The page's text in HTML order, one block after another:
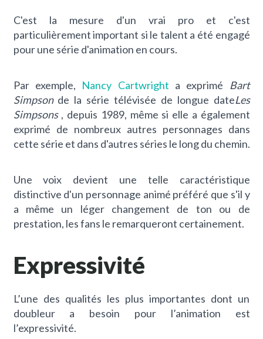
C'est la mesure d'un vrai pro et c'est
particulièrement important si le talent a été engagé
pour une série d'animation en cours.
Par exemple, Nancy Cartwright a exprimé
Bart
Simpsonde la série télévisée de longue dateLes
Simpsons, depuis 1989, même si elle a également
exprimé de nombreux autres personnages dans
cette série et dans d'autres séries le long du chemin.
Une voix devient une telle caractéristique
distinctive d'un personnage animé préféré que s'il y
a même un léger changement de ton ou de
prestation, les fans le remarqueront certainement.
Expressivité
L’une des qualités les plus importantes dont un
doubleur a besoin pour l’animation est
l’expressivité.